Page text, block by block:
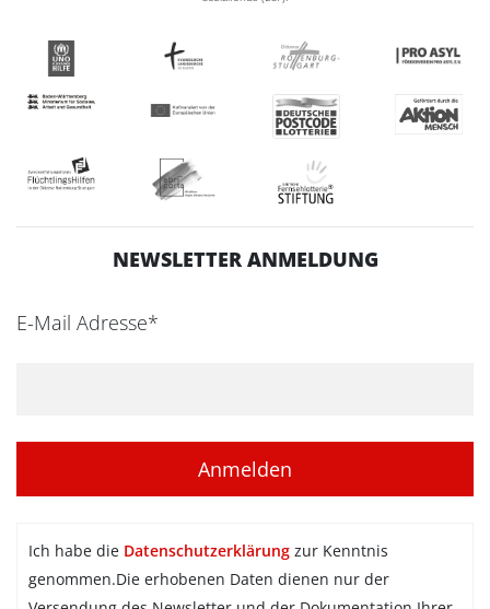
NEWSLETTER ANMELDUNG
E-Mail Adresse*
Ich habe die Datenschutzerklärung zur Kenntnis
genommen.Die erhobenen Daten dienen nur der